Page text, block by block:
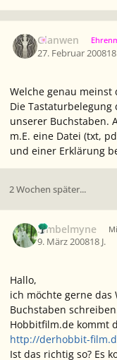
Glanwen
27. Februar 200818
Welche genau meinst
Die
unserer Buchstaben.
m.E. eine Datei (txt,
und einer Erklärung
2 Wochen später...
Simbelmyne
9. März 200818 J.
Hallo,
ich möchte gerne das
Buchstaben
Hobbitfilm.de kommt
http://derhobbit-
Ist das richtig so? Es